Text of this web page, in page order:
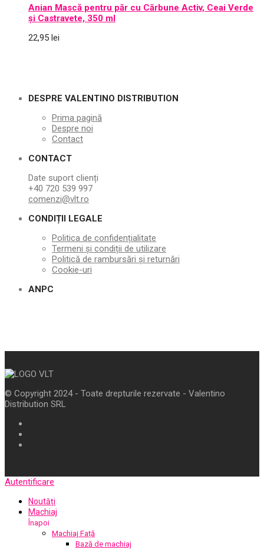
Anian Mască pentru păr cu Cărbune Activ, Ceai Verde
și Castravete, 350 ml
22,95 lei
DESPRE VALENTINO DISTRIBUTION
Prima pagină
Despre noi
Contact
CONTACT
Date suport clienți
+40 720 539 997
comenzi@vlt.ro
CONDIȚII LEGALE
Politica de confidențialitate
Termeni și condiții de utilizare
Politică de rambursări și returnări
Cookie-uri
ANPC
© Copyright 2024 - Toate drepturile rezervate - Valentino
Distribution SRL
Autentificare
Noutăți
Machiaj
Înapoi
Machiaj Față
Bază de machiaj